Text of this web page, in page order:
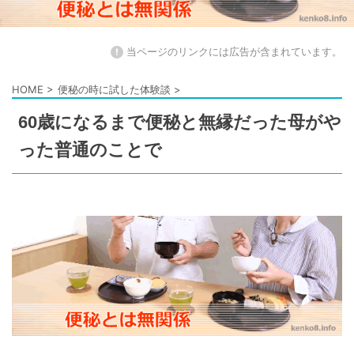
! 当ページのリンクには広告が含まれています。
HOME > 便秘の時に試した体験談 >
60歳になるまで便秘と無縁だった母がや
った普通のことで